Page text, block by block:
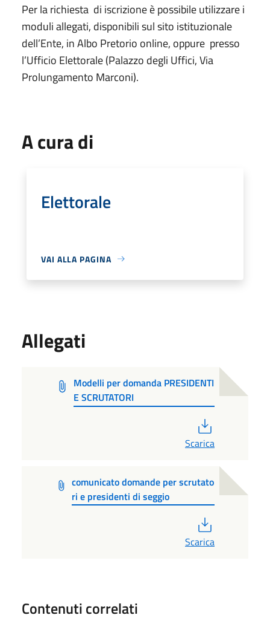
Per la richiesta di iscrizione è possibile utilizzare i
moduli allegati, disponibili sul sito istituzionale
dell’Ente, in Albo Pretorio online, oppure presso
l’Ufficio Elettorale (Palazzo degli Uffici, Via
Prolungamento Marconi).
A cura di
Elettorale
VAI ALLA PAGINA
Allegati
Modelli per domanda PRESIDENTI
E SCRUTATORI
Scarica
comunicato domande per scrutato
ri e presidenti di seggio
Scarica
Contenuti correlati